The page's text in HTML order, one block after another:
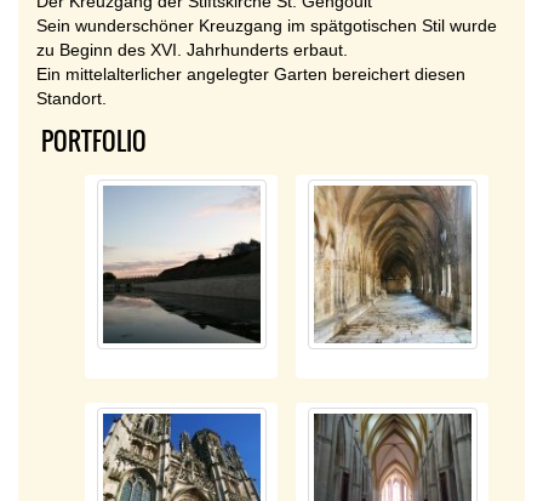
Sein wunderschöner Kreuzgang im spätgotischen Stil wurde
zu Beginn des XVI. Jahrhunderts erbaut.
Ein mittelalterlicher angelegter Garten bereichert diesen
Standort.
PORTFOLIO